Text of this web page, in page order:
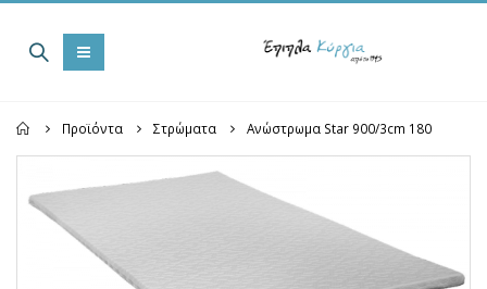
Home
Προϊόντα Στρώματα Ανώστρωμα Star 900/3cm 180